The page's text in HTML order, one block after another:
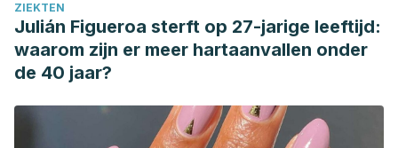
9;10(8):1049.
Krushna NS, Kowsalya A, Radha S, Narayanan RB. Honey
as a natural preservative of milk. Indian J Exp Biol. 2007
Shapla UM, Solayman M, Alam N, Khalil MI, Gan SH. 5-
Hydroxymethylfurfural (HMF) levels in honey and other
ZIEKTEN
Julián Figueroa sterft op 27-jarige leeftijd:
waarom zijn er meer hartaanvallen onder
de 40 jaar?